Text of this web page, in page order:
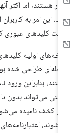
هستند، اما اکثر آنها
این امر به کاربران
کلیدهای عبوری که
اولیه کلیدهای
طراحی شده بودند
بنابراین ورود نام
می‌تواند بدون
اعتبارنامه‌های